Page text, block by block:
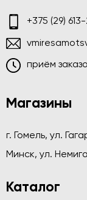
+375 (29)
приём
Магазины
г. Гомель, ул.
Минск, ул.
Каталог